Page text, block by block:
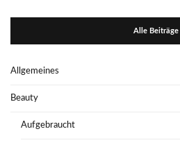
Alle Beiträge
Allgemeines
Beauty
Aufgebraucht